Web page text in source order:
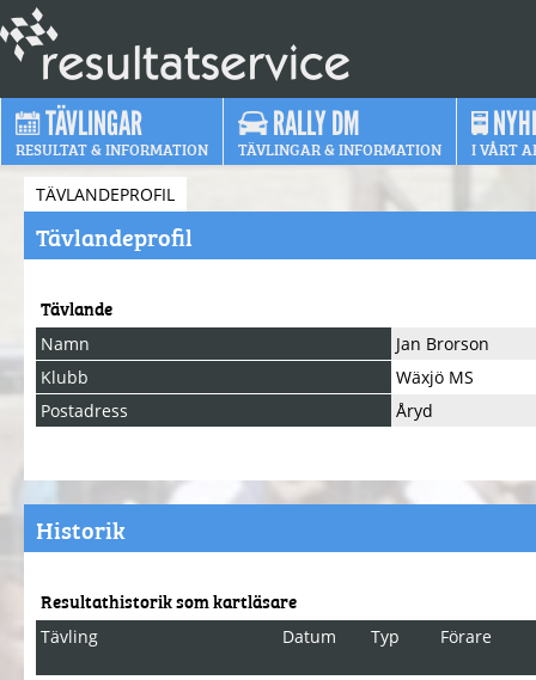
TÄVLINGAR
RESULTAT & INFORMATION
RALLY DM
TÄVLINGAR & INFORMATION I VÅRT
TÄVLANDEPROFIL
Tävlandeprofil
Tävlande
Namn
Jan Brorson
Klubb
Wäxjö MS
Postadress
Åryd
Historik
Resultathistorik som kartläsare
Tävling Datum Typ Förare